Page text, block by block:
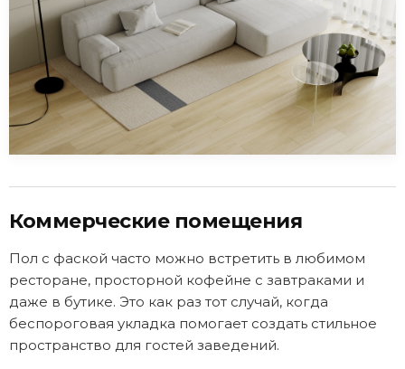
Коммерческие помещения
Пол с фаской часто можно встретить в любимом
ресторане, просторной кофейне с завтраками и
даже в бутике. Это как раз тот случай, когда
беспороговая укладка помогает создать стильное
пространство для гостей заведений.